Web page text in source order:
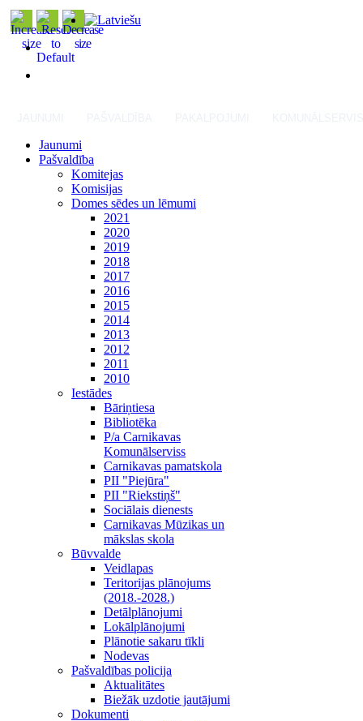
Jaunumi
Pašvaldība
Komitejas
Komisijas
Domes sēdes un lēmumi
2021
2020
2019
2018
2017
2016
2015
2014
2013
2012
2011
2010
Iestādes
Bāriņtiesa
Bibliotēka
P/a Carnikavas
Komunālserviss
Carnikavas pamatskola
PII "Piejūra"
PII "Riekstiņš"
Sociālais dienests
Carnikavas Mūzikas un
mākslas skola
Būvvalde
Veidlapas
Teritorijas plānojums
(2018.-2028.)
Detālplānojumi
Lokālplānojumi
Plānotie sakaru tīkli
Nodevas
Pašvaldības policija
Aktualitātes
Biežāk uzdotie jautājumi
Dokumenti